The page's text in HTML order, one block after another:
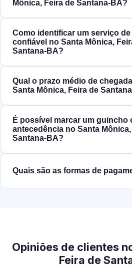
Mônica, Feira de Santana‑BA?
Como identificar um serviço
confiável no Santa Mônica,
Santana‑BA?
Qual o prazo médio de
Santa Mônica, Feira de
É possível marcar um guincho
antecedência no Santa
Santana‑BA?
Quais são as formas de
Opiniões de clientes
Feira de